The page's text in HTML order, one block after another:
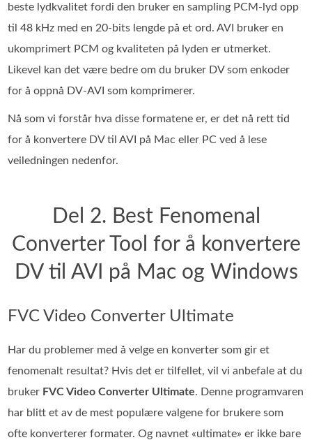
beste lydkvalitet fordi den bruker en sampling PCM-lyd opp
til 48 kHz med en 20-bits lengde på et ord. AVI bruker en
ukomprimert PCM og kvaliteten på lyden er utmerket.
Likevel kan det være bedre om du bruker DV som enkoder
for å oppnå DV-AVI som komprimerer.
Nå som vi forstår hva disse formatene er, er det nå rett tid
for å konvertere DV til AVI på Mac eller PC ved å lese
veiledningen nedenfor.
Del 2. Best Fenomenal
Converter Tool for å konvertere
DV til AVI på Mac og Windows
FVC Video Converter Ultimate
Har du problemer med å velge en konverter som gir et
fenomenalt resultat? Hvis det er tilfellet, vil vi anbefale at du
bruker FVC Video Converter Ultimate. Denne programvaren
har blitt et av de mest populære valgene for brukere som
ofte konverterer formater. Og navnet «ultimate» er ikke bare